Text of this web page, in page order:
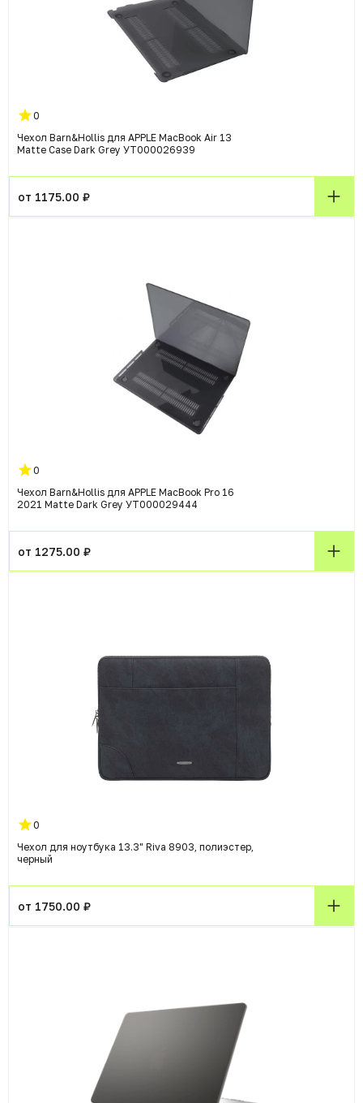
0
Чехол Barn&Hollis для APPLE MacBook Air 13
Matte Case Dark Grey УТ000026939
от 1175.00 ₽
0
Чехол Barn&Hollis для APPLE MacBook Pro 16
2021 Matte Dark Grey УТ000029444
от 1275.00 ₽
0
Чехол для ноутбука 13.3" Riva 8903, полиэстер,
черный
от 1750.00 ₽